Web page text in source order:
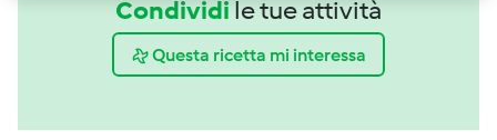
Condividi le tue attività
Questa ricetta mi interessa